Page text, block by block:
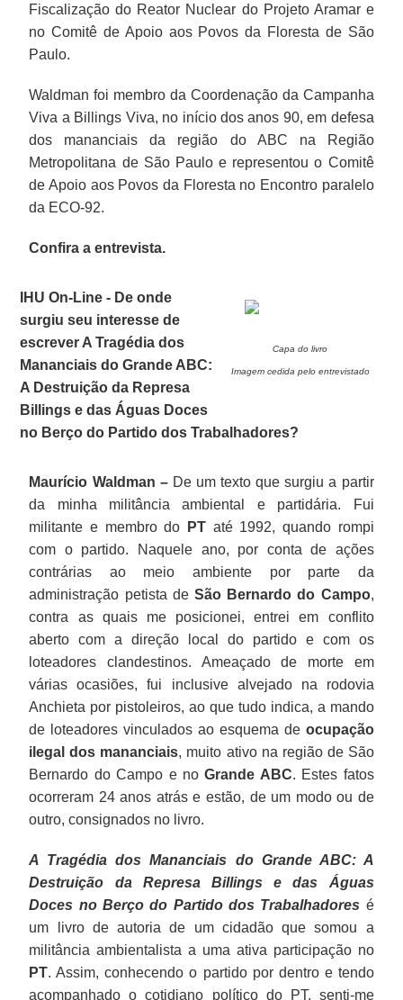
Fiscalização do Reator Nuclear do Projeto Aramar e
no Comitê de Apoio aos Povos da Floresta de São
Paulo.
Waldman foi membro da Coordenação da Campanha
Viva a Billings Viva, no início dos anos 90, em defesa
dos mananciais da região do ABC na Região
Metropolitana de São Paulo e representou o Comitê
de Apoio aos Povos da Floresta no Encontro paralelo
da ECO-92.
Confira a entrevista.
Capa do livro
Imagem cedida pelo entrevistado
IHU On-Line - De onde
surgiu seu interesse de
escrever A Tragédia dos
Mananciais do Grande ABC:
A Destruição da Represa
Billings e das Águas Doces
no Berço do Partido dos Trabalhadores?
Maurício Waldman –De um texto que surgiu a partir
da minha militância ambiental e partidária. Fui
militante e membro do
PT até 1992, quando rompi
com o partido. Naquele ano, por conta de ações
contrárias ao meio ambiente por parte da
administração petista deSão Bernardo do Campo,
contra as quais me posicionei, entrei em conflito
aberto com a direção local do partido e com os
loteadores clandestinos. Ameaçado de morte em
várias ocasiões, fui inclusive alvejado na rodovia
Anchieta por pistoleiros, ao que tudo indica, a mando
de loteadores vinculados ao esquema de ocupação
ilegal dos mananciais, muito ativo na região de São
Bernardo do Campo e noGrande ABC. Estes fatos
ocorreram 24 anos atrás e estão, de um modo ou de
outro, consignados no livro.
A Tragédia dos Mananciais do Grande ABC: A
Destruição da Represa Billings e das Águas
Doces no Berço do Partido dos Trabalhadores é
um livro de autoria de um cidadão que somou a
militância ambientalista a uma ativa participação no
PT. Assim, conhecendo o partido por dentro e tendo
acompanhado o cotidiano político do PT, senti-me